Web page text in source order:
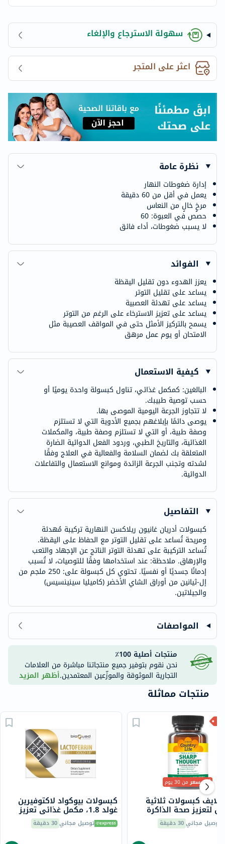
سهولة الاسترجاع والإلغاء
اعثر على المتجر
نظرة عامة
إدارة ضغوطات النهار
يعمل في أقل من 60 دقيقة
مرخٍ خالٍ من النعاس
حصص في العبوة: 60
لا يسبب ضغوطات، أداء فائق
الفوائد
يعزز الهدوء دون تقليل اليقظة
يساعد على تقليل التوتر
يساعد على تهدئة العصبية
يساعد على تعزيز الاسترخاء على الرغم من التوتر
يسمح بالتركيز الأمثل حتى في المواقف العصيبة مثل
الامتحان أو يوم عمل مرهق
كيفية الاستعمال
البالغين: كمكمل غذائي، تناول كبسولة واحدة يوميًا أو
حسب توصية طبيبك.
لا تتجاوز الجرعة اليومية الموصى بها.
يوصى دائمًا بإبلاغهم بجميع الأدوية التي لا تستلزم
وصفة طبية، أو التي لا تستلزم وصفة طبية، والمكملات
الغذائية، والتاريخ الطبي، وردود الفعل الدوائية الضارة
المتعلقة بك لضمان السلامة والفعالية في العلاج وفقًا
لشدته وتجنب الجرعة الزائدة وموانع الاستعمال والتفاعلات
الدوائية.
التفاصيل
كبسولات أدريان غانيون ريلاكسن النهارية تركيبة مُهدئة
ومريحة تُساعد على تقليل التوتر مع الحفاظ على اليقظة.
تُساعد التركيبة على تهدئة التوتر الناتج عن الإجهاد والتعب
والإرهاق. ملاحظة: عند استخدامها وفقًا للتوصيات، لا تُسبب
إدمانًا جسديًا أو نفسيًا. تحتوي كل كبسولة على: 250 ملجم من
إل-ثيانين من أوراق الشاي الأخضر (كاميليا سينينسيس)
والجيلاتين.
المواصفات
منتجات أصلية 100٪
نحن نقوم بتوفير جميع منتجاتنا مباشرة من العلامات
التجارية الموثوقة والموزّعين المعتمدين.أظهر المزيد
منتجات مماثلة
كبسولات بيوكواد لاكتوفيرين
غولد 1.8، مكمل غذائي تعزيز
طبيعي للمناعة وصحة الجهاز
الهضمي، 60 قرصتوصيل مجاني 30 دقيقة
أقل سعرمن 30 يوم
لايف كبسولات ثلاثية
لتعزيز صحة الذاكرة
حزمة من 30
توصيل مجاني30 دقيقة